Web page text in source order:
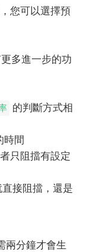
您可以選擇預
多進一步的功
的判斷方式相
時間
只阻擋有設定
接阻擋，還是
兩分鐘才會生